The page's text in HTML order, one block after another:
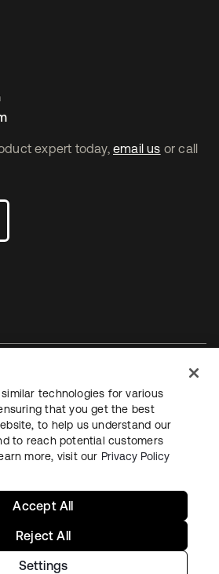
expert today, email us or call
onglet
nouvel onglet
siteSécuritéPlan du site
technologies for various
that you get the best
to help us understand our
to reach potential customers
more, visit our Privacy Policy
Settings
Reject All
Accept All